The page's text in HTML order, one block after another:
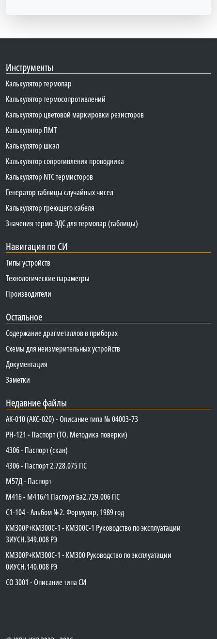
Инструменты
Калькулятор термопар
Калькулятор термосопротивлений
Калькулятор цветовой маркировки резисторов
Калькулятор ПМТ
Калькулятор шкал
Калькулятор сопротивления проводника
Калькулятор NTC термисторов
Генератор таблицы случайных чисел
Калькулятор греющего кабеля
Значения термо-ЭДС для термопар (таблицы)
Навигация по СИ
Типы устройств
Технологические параметры
Производители
Остальное
Содержание драгметаллов в приборах
Схемы для неизмерительных устройств
Документация
Заметки
Недавние файлы
АК-010 (АКС-020) - Описание типа № 04003-73
PH-121 - Паспорт (ТО, Методика поверки)
4306 - Паспорт (скан)
4306 - Паспорт 2.728.075 ПС
М57Д - Паспорт
М416 - М416/1 Паспорт Ба2.729.006 ПС
C1-104 - Альбом №2. Формуляр, 1989 год
КМ300Р+КМ300С-1 - КМ300C-1 Руководство по эксплуатации
3ИУСН.349.008 РЭ
КМ300Р+КМ300С-1 - КМ300 Руководство по эксплуатации
0ИУСН.140.008 РЭ
СО 3001 - Описание типа СИ